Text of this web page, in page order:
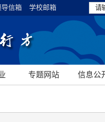
导信箱 学校邮箱
专题网站 信息公